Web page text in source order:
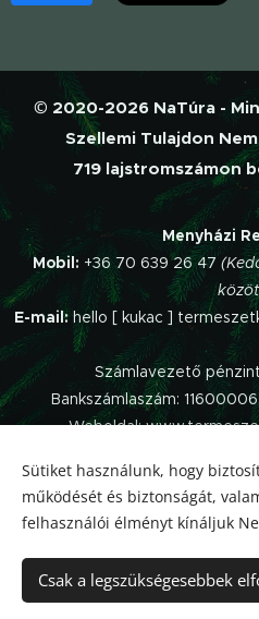
© 2020-2026 NaTúra -
Szellemi Tulajdon
719 lajstromszámon
Menyházi
Mobil: +36 70 639 26 47
E-mail:hello [ kukac ]
Számlavezető
Bankszámlaszám:
Weboldal:
Az oldalt a
Panaszkezelési
Adatvédelmi
Általános
Sütiket használunk, hogy
működését és biztonságát,
felhasználói élményt kínáljuk
Csak a legszükségesebbek